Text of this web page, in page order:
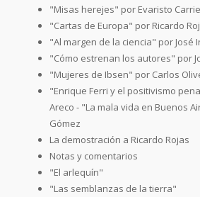
"Misas herejes" por Evaristo
"Cartas de Europa" por Ricardo
"Al margen de la ciencia" por José
"Cómo estrenan los autores" por
"Mujeres de Ibsen" por Carlos
"Enrique Ferri y el positivismo
Areco - "La mala vida en Buenos
Gómez
La demostración a Ricardo Rojas
Notas y comentarios
"El arlequín"
"Las semblanzas de la tierra"